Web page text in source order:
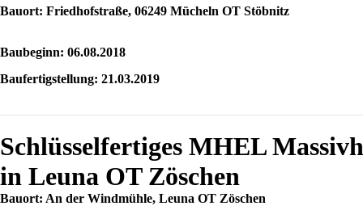
Bauort: Friedhofstraße, 06249 Mücheln OT Stöbnitz
Baubeginn: 06.08.2018
Baufertigstellung: 21.03.2019
Schlüsselfertiges MHEL
in Leuna OT Zöschen
Bauort: An der Windmühle, Leuna OT Zöschen